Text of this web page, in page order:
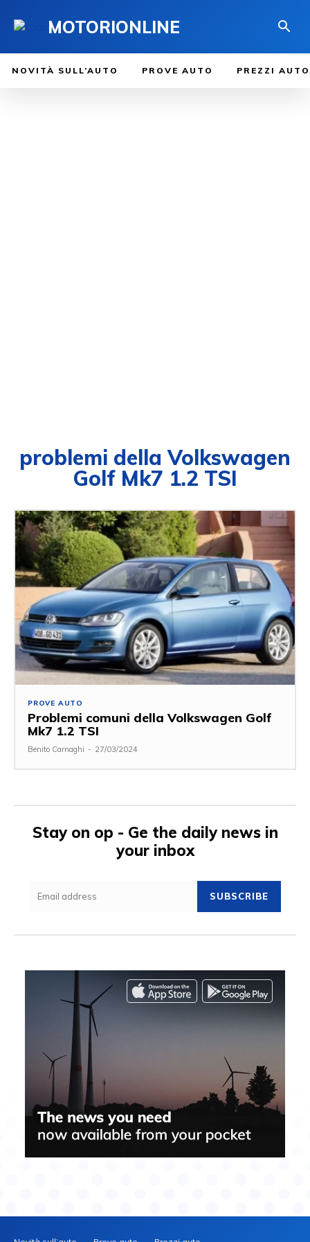
MOTORIONLINE
NOVITÀ SULL’AUTO PROVE AUTO PREZZI AUTO
problemi della Volkswagen
Golf Mk7 1.2 TSI
PROVE AUTO
Problemi comuni della Volkswagen Golf
Mk7 1.2 TSI
Benito Carnaghi - 27/03/2024
Stay on op - Ge the daily news in
your inbox
SUBSCRIBE